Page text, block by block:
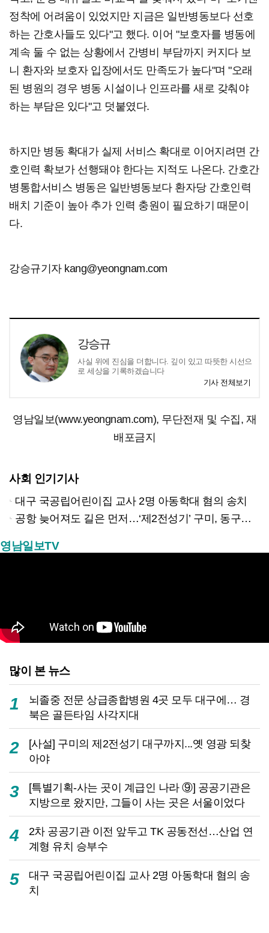
정착에 어려움이 있었지만 지금은 일반병동보다 선호
하는 간호사들도 있다"고 했다. 이어 "보호자를 병동에
계속 둘 수 없는 상황에서 간병비 부담까지 커지다 보
니 환자와 보호자 입장에서도 만족도가 높다"며 "오래
된 병원의 경우 병동 시설이나 인프라를 새로 갖춰야
하는 부담은 있다"고 덧붙였다.
하지만 병동 확대가 실제 서비스 확대로 이어지려면 간
호인력 확보가 선행돼야 한다는 지적도 나온다. 간호간
병통합서비스 병동은 일반병동보다 환자당 간호인력
배치 기준이 높아 추가 인력 충원이 필요하기 때문이
다.
강승규기자 kang@yeongnam.com
강승규
사실 위에 진심을 더합니다. 깊이 있고 따뜻한 시선으
로 세상을 기록하겠습니다
기사 전체보기
영남일보(www.yeongnam.com), 무단전재 및 수집, 재
배포금지
사회 인기기사
대구 국공립어린이집 교사 2명 아동학대 혐의 송치
공항 늦어져도 길은 먼저…‘제2전성기’ 구미, 동구미역 더 절실
영남일보TV
많이 본 뉴스
1
뇌졸중 전문 상급종합병원 4곳 모두 대구에… 경
북은 골든타임 사각지대
2
[사설] 구미의 제2전성기 대구까지...옛 영광 되찾
아야
3
[특별기획-사는 곳이 계급인 나라 ⑨] 공공기관은
지방으로 왔지만, 그들이 사는 곳은 서울이었다
4
2차 공공기관 이전 앞두고 TK 공동전선…산업 연
계형 유치 승부수
5
대구 국공립어린이집 교사 2명 아동학대 혐의 송
치